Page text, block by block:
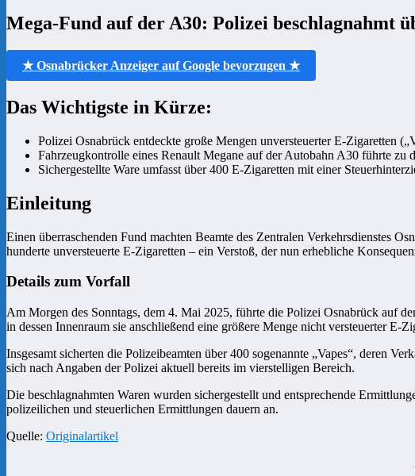
Mega-Fund auf der A30: Polizei beschlagnahmt
★ Osnabrücker Anzeiger auf Google bevorzugen ★
Das Wichtigste in Kürze:
Polizei Osnabrück entdeckte große Mengen unversteuerter E-Zigaretten
Fahrzeugkontrolle eines Renault Megane auf der Autobahn A30 führte zu
Sichergestellte Ware umfasst über 400 E-Zigaretten mit einer
Einleitung
Einen überraschenden Fund machten Beamte des Zentralen Verkehrsdienstes
hunderte unversteuerte E-Zigaretten – ein Verstoß, der nun erhebliche
Details zum Vorfall
Am Morgen des Sonntags, dem 4. Mai 2025, führte die Polizei Osnabrück auf
in dessen Innenraum sie anschließend eine größere Menge nicht versteuerter E-
Insgesamt sicherten die Polizeibeamten über 400 sogenannte „Vapes“, deren
sich nach Angaben der Polizei aktuell bereits im vierstelligen Bereich.
Die beschlagnahmten Waren wurden sichergestellt und entsprechende
polizeilichen und steuerlichen Ermittlungen dauern an.
Quelle: Originalartikel